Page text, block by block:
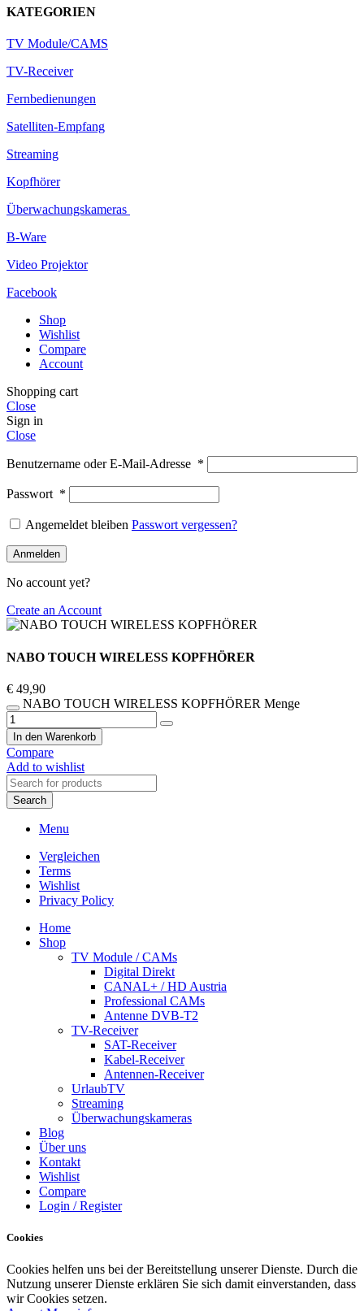
KATEGORIEN
TV Module/CAMS
TV-Receiver
Fernbedienungen
Satelliten-Empfang
Streaming
Kopfhörer
Überwachungskameras
B-Ware
Video Projektor
Facebook
Shop
Wishlist
Compare
Account
Shopping cart
Close
Sign in
Close
Benutzername oder E-Mail-Adresse *
Passwort *
Angemeldet bleiben Passwort vergessen?
Anmelden
No account yet?
Create an Account
NABO TOUCH WIRELESS KOPFHÖRER
€ 49,90
NABO TOUCH WIRELESS KOPFHÖRER Menge
In den Warenkorb
Compare
Add to wishlist
Search
Menu
Vergleichen
Terms
Wishlist
Privacy Policy
Home
Shop
TV Module / CAMs
Digital Direkt
CANAL+ / HD Austria
Professional CAMs
Antenne DVB-T2
TV-Receiver
SAT-Receiver
Kabel-Receiver
Antennen-Receiver
UrlaubTV
Streaming
Überwachungskameras
Blog
Über uns
Kontakt
Wishlist
Compare
Login / Register
Cookies
Cookies helfen uns bei der Bereitstellung unserer Dienste. Durch die
Nutzung unserer Dienste erklären Sie sich damit einverstanden, dass
wir Cookies setzen.